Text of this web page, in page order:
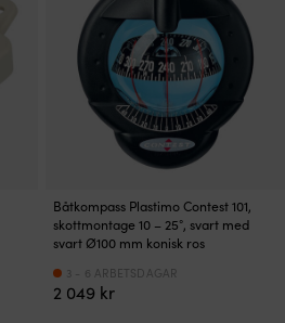
Båtkompass Plastimo Contest 101,
skottmontage 10 – 25°, svart med
svart Ø100 mm konisk ros
2 049 kr
3 - 6 ARBETSDAGAR